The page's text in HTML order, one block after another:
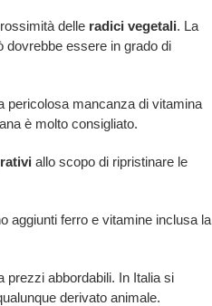
delle radici vegetali. La
dovrebbe essere in grado di
pericolosa mancanza di vitamina
è molto consigliato.
allo scopo di ripristinare le
aggiunti ferro e vitamine inclusa la
abbordabili. In Italia si
derivato animale.